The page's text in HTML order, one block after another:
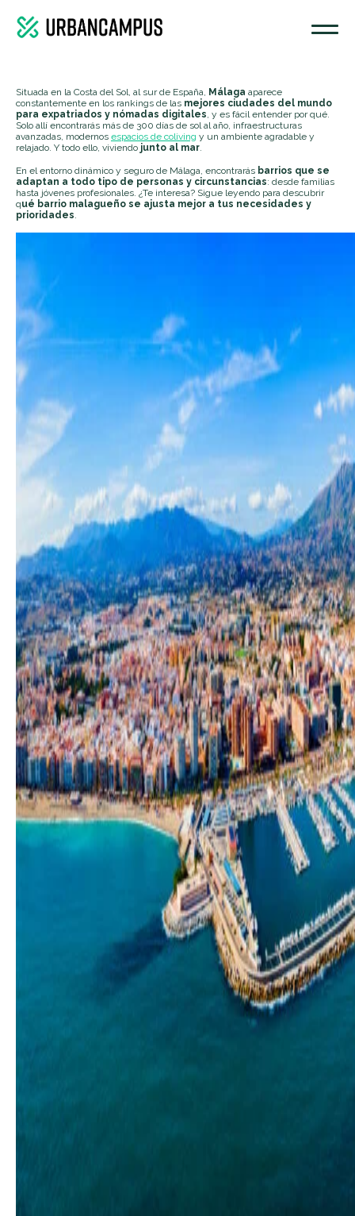
Situada en la Costa del Sol, al sur de España, Málaga aparece
constantemente en los rankings de las mejores ciudades del mundo
para expatriados y nómadas digitales , y es fácil entender por qué.
Solo allí encontrarás más de 300 días de sol al año, infraestructuras
avanzadas, modernos espacios de coliving y un ambiente agradable y
relajado. Y todo ello, viviendo junto al mar
En el entorno dinámico y seguro de Málaga, encontrarás barrios que se
adaptan a todo tipo de personas y circunstancias: desde familias
hasta jóvenes profesionales. ¿Te interesa? Sigue leyendo para descubrir
qué barrio malagueño se ajusta mejor a tus necesidades y
prioridades